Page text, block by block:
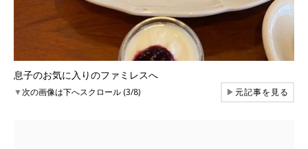
息子のお気に入りのファミレスへ
▼次の画像は下へスクロール (3/8) ▶元記事を見る